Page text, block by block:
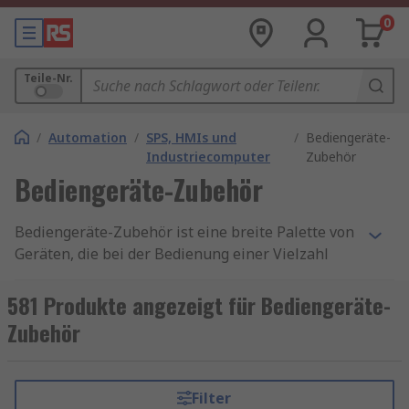
0
Teile-Nr.
/ Automation / SPS, HMIs und
Industriecomputer
/ Bediengeräte-
Zubehör
Bediengeräte-Zubehör
Bediengeräte-Zubehör ist eine breite Palette von
Geräten, die bei der Bedienung einer Vielzahl
kommen. HMI bedeutet "Mensch-Maschinen-
Schnittstelle" (human-machine interface) und
bezieht sich auf Gadgets, mit denen Sie das Beste
Bediengeräte-Zubehör umfasst alles von Kabel
581 Produkte angezeigt für Bediengeräte-
Zubehör
Filter